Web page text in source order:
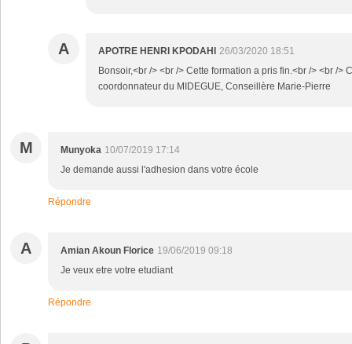
A APOTRE HENRI KPODAHI
26/03/2020 18:51
Bonsoir,<br /> <br /> Cette formation a pris fin.<br /> <br />
coordonnateur du MIDEGUE, Conseillère Marie-Pierre
M Munyoka 10/07/2019 17:14
Je demande aussi l'adhesion dans votre école
Répondre
A Amian Akoun Florice 19/06/2019 09:18
Je veux etre votre etudiant
Répondre